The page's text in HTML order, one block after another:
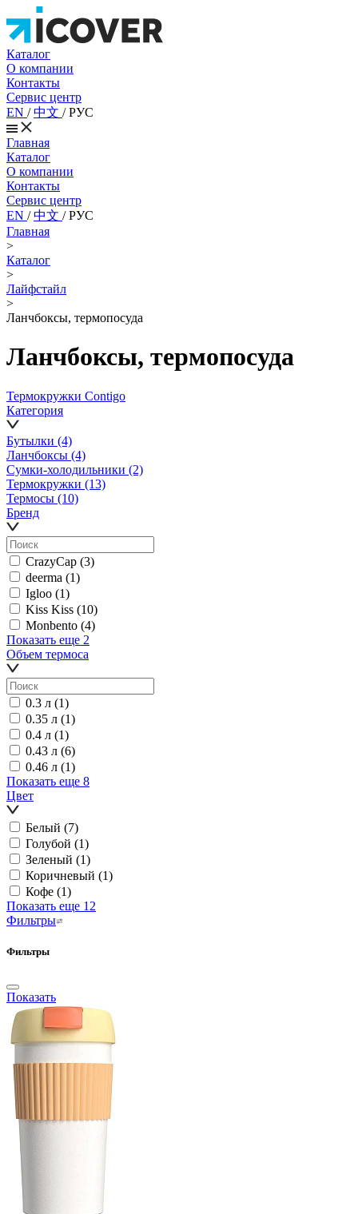
Каталог
О компании
Контакты
Сервис центр
EN /中文 /РУС
Главная
Каталог
О компании
Контакты
Сервис центр
EN /中文 /РУС
Главная
>
Каталог
>
Лайфстайл
>
Ланчбоксы, термопосуда
Ланчбоксы, термопосуда
Термокружки Contigo
Категория
Бутылки (4)
Ланчбоксы (4)
Сумки-холодильники (2)
Термокружки (13)
Термосы (10)
Бренд
CrazyCap (3)
deerma (1)
Igloo (1)
Kiss Kiss (10)
Monbento (4)
Показать еще 2
Объем термоса
0.3 л (1)
0.35 л (1)
0.4 л (1)
0.43 л (6)
0.46 л (1)
Показать еще 8
Цвет
Белый (7)
Голубой (1)
Зеленый (1)
Коричневый (1)
Кофе (1)
Показать еще 12
Фильтры
Фильтры
Показать